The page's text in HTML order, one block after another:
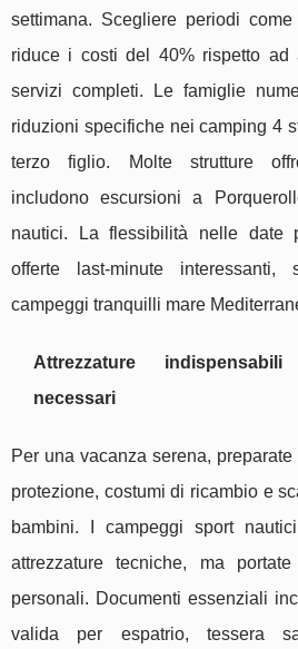
settimana. Scegliere periodi
riduce i costi del 40% rispetto ad
servizi completi. Le famiglie
riduzioni specifiche nei camping 4
terzo figlio. Molte strutture
includono escursioni a
nautici. La flessibilità nelle date
offerte last-minute interessanti,
campeggi tranquilli mare
Attrezzature
necessari
Per una vacanza serena,
protezione, costumi di ricambio e
bambini. I campeggi sport
attrezzature tecniche, ma
personali. Documenti essenziali
valida per espatrio, tessera